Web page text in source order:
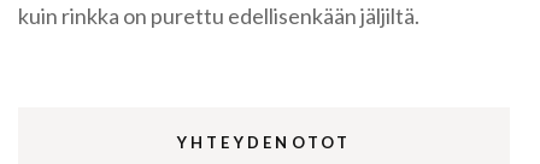
kuin rinkka on purettu edellisenkään jäljiltä.
YHTEYDENOTOT